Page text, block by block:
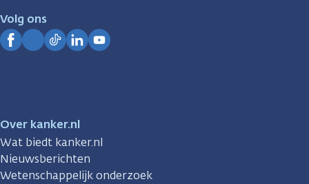
Volg ons
Over kanker.nl
Wat biedt kanker.nl
Nieuwsberichten
Wetenschappelijk onderzoek